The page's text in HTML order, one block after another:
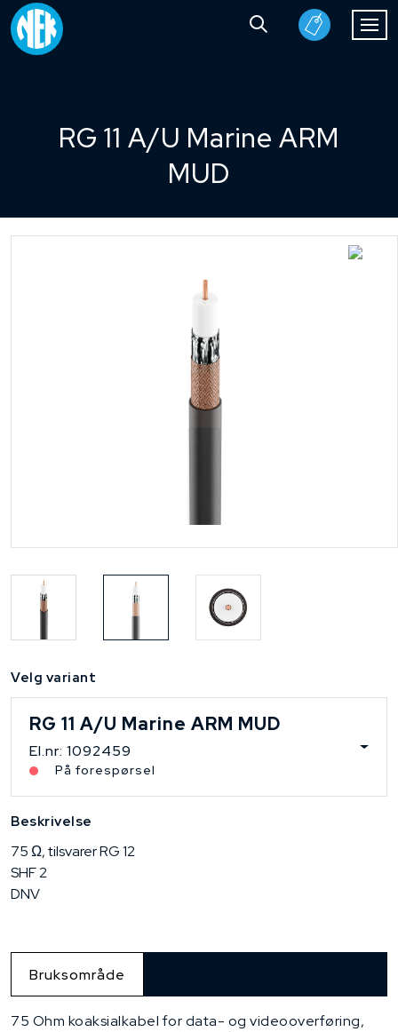
RG 11 A/U Marine ARM
MUD
Velg variant
RG 11 A/U Marine ARM MUD
El.nr: 1092459
På forespørsel
Beskrivelse
75 Ω, tilsvarer RG 12
SHF 2
DNV
Bruksområde
75 Ohm koaksialkabel for data- og videooverføring,